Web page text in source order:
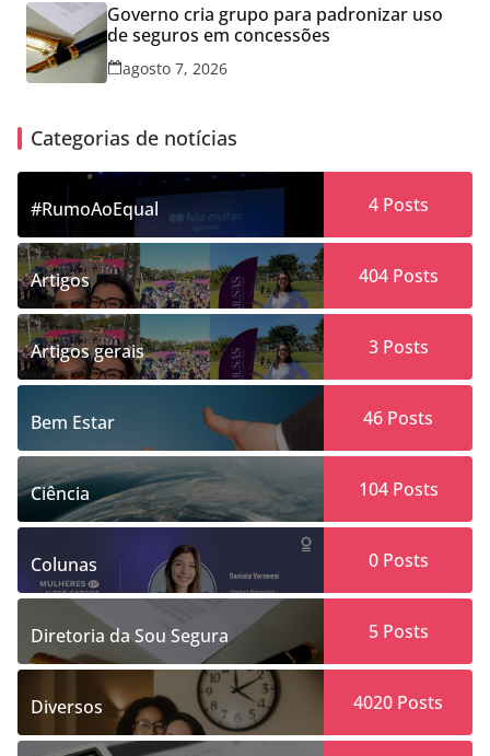
Governo cria grupo para padronizar uso
de seguros em concessões
agosto 7, 2026
Categorias de notícias
#RumoAoEqual 4Posts
Artigos 404Posts
Artigos gerais 3Posts
Bem Estar 46 Posts
Ciência 104Posts
Colunas 0Posts
Diretoria da Sou Segura 5Posts
Diversos 4020 Posts